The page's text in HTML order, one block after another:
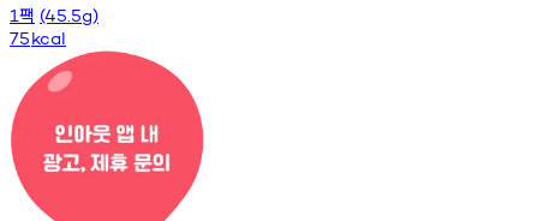
1팩 (45.5g)
75kcal